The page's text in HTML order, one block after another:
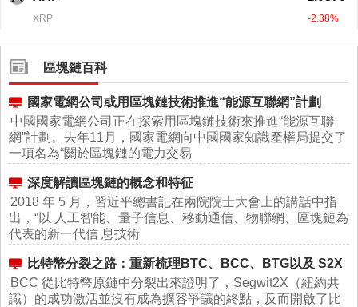
區塊鏈百科
國家電網公司或用區塊鏈技術推進“能源互聯網”計劃
中國國家電網公司正在探索用區塊鏈技術來推進“能源互聯
網”計劃。去年11月，國家電網向中國國家知識產權局提交了
一項名為“關於區塊鏈的電力交易
深度解讀區塊鏈的概念和特征
2018 年 5 月，習近平總書記在兩院院士大會上的講話中指
出，“以 人工智能、量子信息、移動通信、物聯網、區塊鏈為
代表的新一代信 息技術
比特幣分裂之路：重新梳理BTC、BCC、BTG以及 S2X
BCC 從比特幣原鏈中分裂出來證明了，Segwit2X（紐約共
識）的成功激活並沒有成為擴容爭議的終點，反而開啟了比